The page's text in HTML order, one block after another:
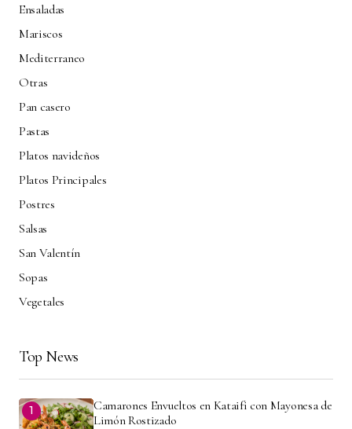
Ensaladas
Mariscos
Mediterraneo
Otras
Pan casero
Pastas
Platos navideños
Platos Principales
Postres
Salsas
San Valentín
Sopas
Vegetales
Top News
Camarones Envueltos en Kataifi con Mayonesa de
Limón Rostizado